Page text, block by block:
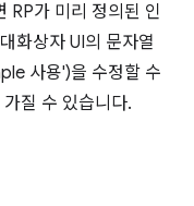
RP가 미리 정의된 인
화상자 UI의 문자열
사용')을 수정할 수
질 수 있습니다.